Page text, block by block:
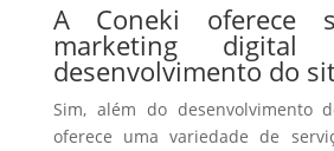
A Coneki oferece
marketing
desenvolvimento do
Sim, além do desenvolvimento
oferece uma variedade de